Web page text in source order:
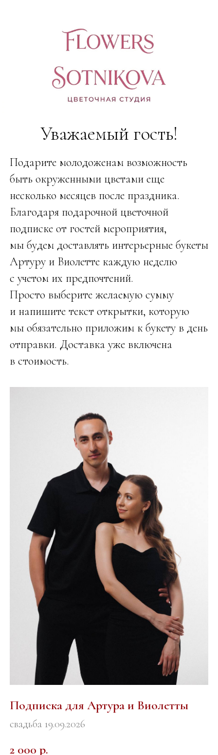
Уважаемый гость!
Подарите молодоженам возможность
быть окруженными цветами еще
несколько месяцев после праздника.
Благодаря подарочной цветочной
подписке от гостей мероприятия,
мы будем доставлять интерьерные букеты
Артуру и Виолетте каждую неделю
с учетом их предпочтений.
Просто выберите желаемую сумму
и напишите текст открытки, которую
мы обязательно приложим к букету в день
отправки. Доставка уже включена
в стоимость.
Подписка для Артура и Виолетты
свадьба 19.09.2026
2 000 р.